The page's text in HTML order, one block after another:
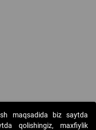
maqsadida biz saytda
qolishingiz, maxfiylik